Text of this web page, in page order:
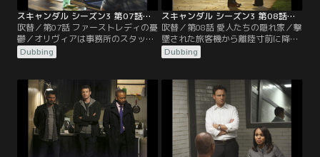
スキャンダル シーズン3 第07話／吹替
吹替／第07話 ファーストレディの憂
鬱／オリヴィアは事務所のスタッフ
を前に、父ローワンが“B613”の指揮
官であることを打ち明け、母マヤが
知りたいと協力を仰ぐ。早速、調査
に動いたスタッフたちは、事故の調
査委員会の代表を務めていたのが大
統領グラントの父だったことを突き
止める。一方、ホワイトハウスで
は…。
Dubbing
スキャンダル シーズン3 第08話／吹替
吹替／第08話 愛人たちの隠れ家／撃
墜された旅客機から離陸寸前に降り
たという唯一の目撃者オマー・ドレ
スデンが殺され、オリヴィアたちは
周辺にある監視カメラ7台分の映像
を精査し、解析を進めていたハック
は、そこに信じがたい“裏切り者”の
姿を見つけ出す。そんなある晩…。
Dubbing